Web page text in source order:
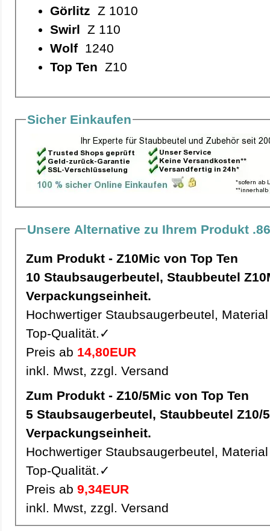
Görlitz Z 1010
Swirl Z 110
Wolf1240
Top Ten Z10
Sicher Einkaufen
Unsere Alternative zu Ihrem Produkt
Zum Produkt - Z10Mic von Top Ten
10 Staubsaugerbeutel, Staubbeutel Z10Mic pro
Verpackungseinheit.
Hochwertiger Staubsaugerbeutel,
Top-Qualität.✓
Preis ab 14,80EUR
inkl. Mwst, zzgl. Versand
Zum Produkt - Z10/5Mic von Top Ten
5 Staubsaugerbeutel, Staubbeutel Z10/5Mic pro
Verpackungseinheit.
Hochwertiger Staubsaugerbeutel,
Top-Qualität.✓
Preis ab 9,34EUR
inkl. Mwst, zzgl. Versand